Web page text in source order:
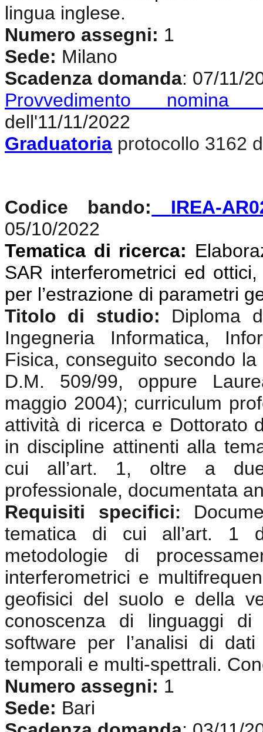
lingua inglese.
Numero assegni: 1
Sede: Milano
Scadenza domanda: 07/11/
Provvedimento nomina
dell'11/11/2022
Graduatoria protocollo 3162
Codice bando:
IREA-
05/10/2022
Tematica di ricerca:
SAR interferometrici ed
per l’estrazione di parametri
Titolo di studio:
Diploma
Ingegneria Informatica,
Fisica, conseguito secondo
D.M. 509/99, oppure
maggio 2004); curriculum
attività di ricerca e Dottorato
in discipline attinenti alla
cui all’art. 1, oltre a
professionale, documentata
Requisiti specifici:
tematica di cui all’art. 1
metodologie di
interferometrici e
geofisici del suolo e della
conoscenza di linguaggi
software per l’analisi di
temporali e multi-spettrali.
Numero assegni: 1
Sede: Bari